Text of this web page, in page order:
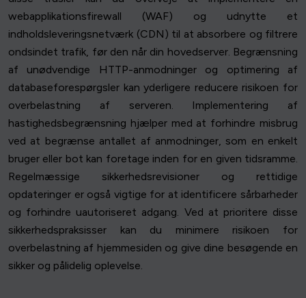
webapplikationsfirewall (WAF) og udnytte et
indholdsleveringsnetværk (CDN) til at absorbere og filtrere
ondsindet trafik, før den når din hovedserver. Begrænsning
af unødvendige HTTP-anmodninger og optimering af
databaseforespørgsler kan yderligere reducere risikoen for
overbelastning af serveren. Implementering af
hastighedsbegrænsning hjælper med at forhindre misbrug
ved at begrænse antallet af anmodninger, som en enkelt
bruger eller bot kan foretage inden for en given tidsramme.
Regelmæssige sikkerhedsrevisioner og rettidige
opdateringer er også vigtige for at identificere sårbarheder
og forhindre uautoriseret adgang. Ved at prioritere disse
sikkerhedspraksisser kan du minimere risikoen for
overbelastning af hjemmesiden og give dine besøgende en
sikker og pålidelig oplevelse.